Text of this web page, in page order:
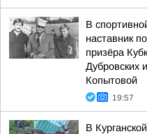
В
наставник
призёра
Дубровских
Копытовой
19:57
В